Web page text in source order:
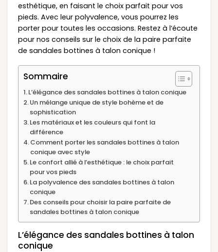
esthétique, en faisant le choix parfait pour vos
pieds. Avec leur polyvalence, vous pourrez les
porter pour toutes les occasions. Restez à l’écoute
pour nos conseils sur le choix de la paire parfaite
de sandales bottines à talon conique !
Sommaire
L’élégance des sandales bottines à talon conique
Un mélange unique de style bohème et de
sophistication
Les matériaux et les couleurs qui font la
différence
Comment porter les sandales bottines à talon
conique avec style
Le confort allié à l’esthétique : le choix parfait
pour vos pieds
La polyvalence des sandales bottines à talon
conique
Des conseils pour choisir la paire parfaite de
sandales bottines à talon conique
L’élégance des sandales bottines à talon
conique